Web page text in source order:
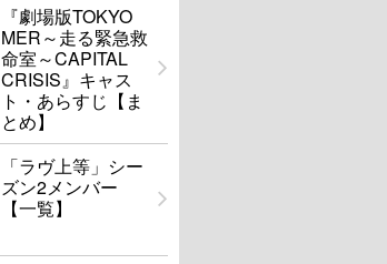
『劇場版TOKYO
MER～走る緊急救
命室～CAPITAL
CRISIS』キャス
ト・あらすじ【ま
とめ】
「ラヴ上等」シー
ズン2メンバー
【一覧】